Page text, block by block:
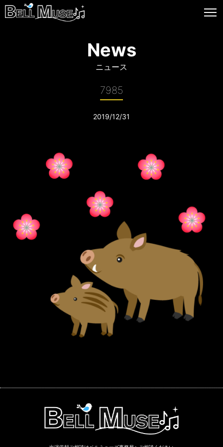
News
ニュース
7985
2019/12/31